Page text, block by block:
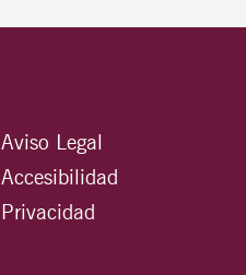
Aviso Legal
Accesibilidad
Privacidad